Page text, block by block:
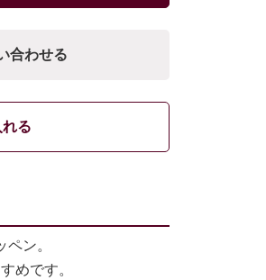
合わせる
る
ン。
めです。